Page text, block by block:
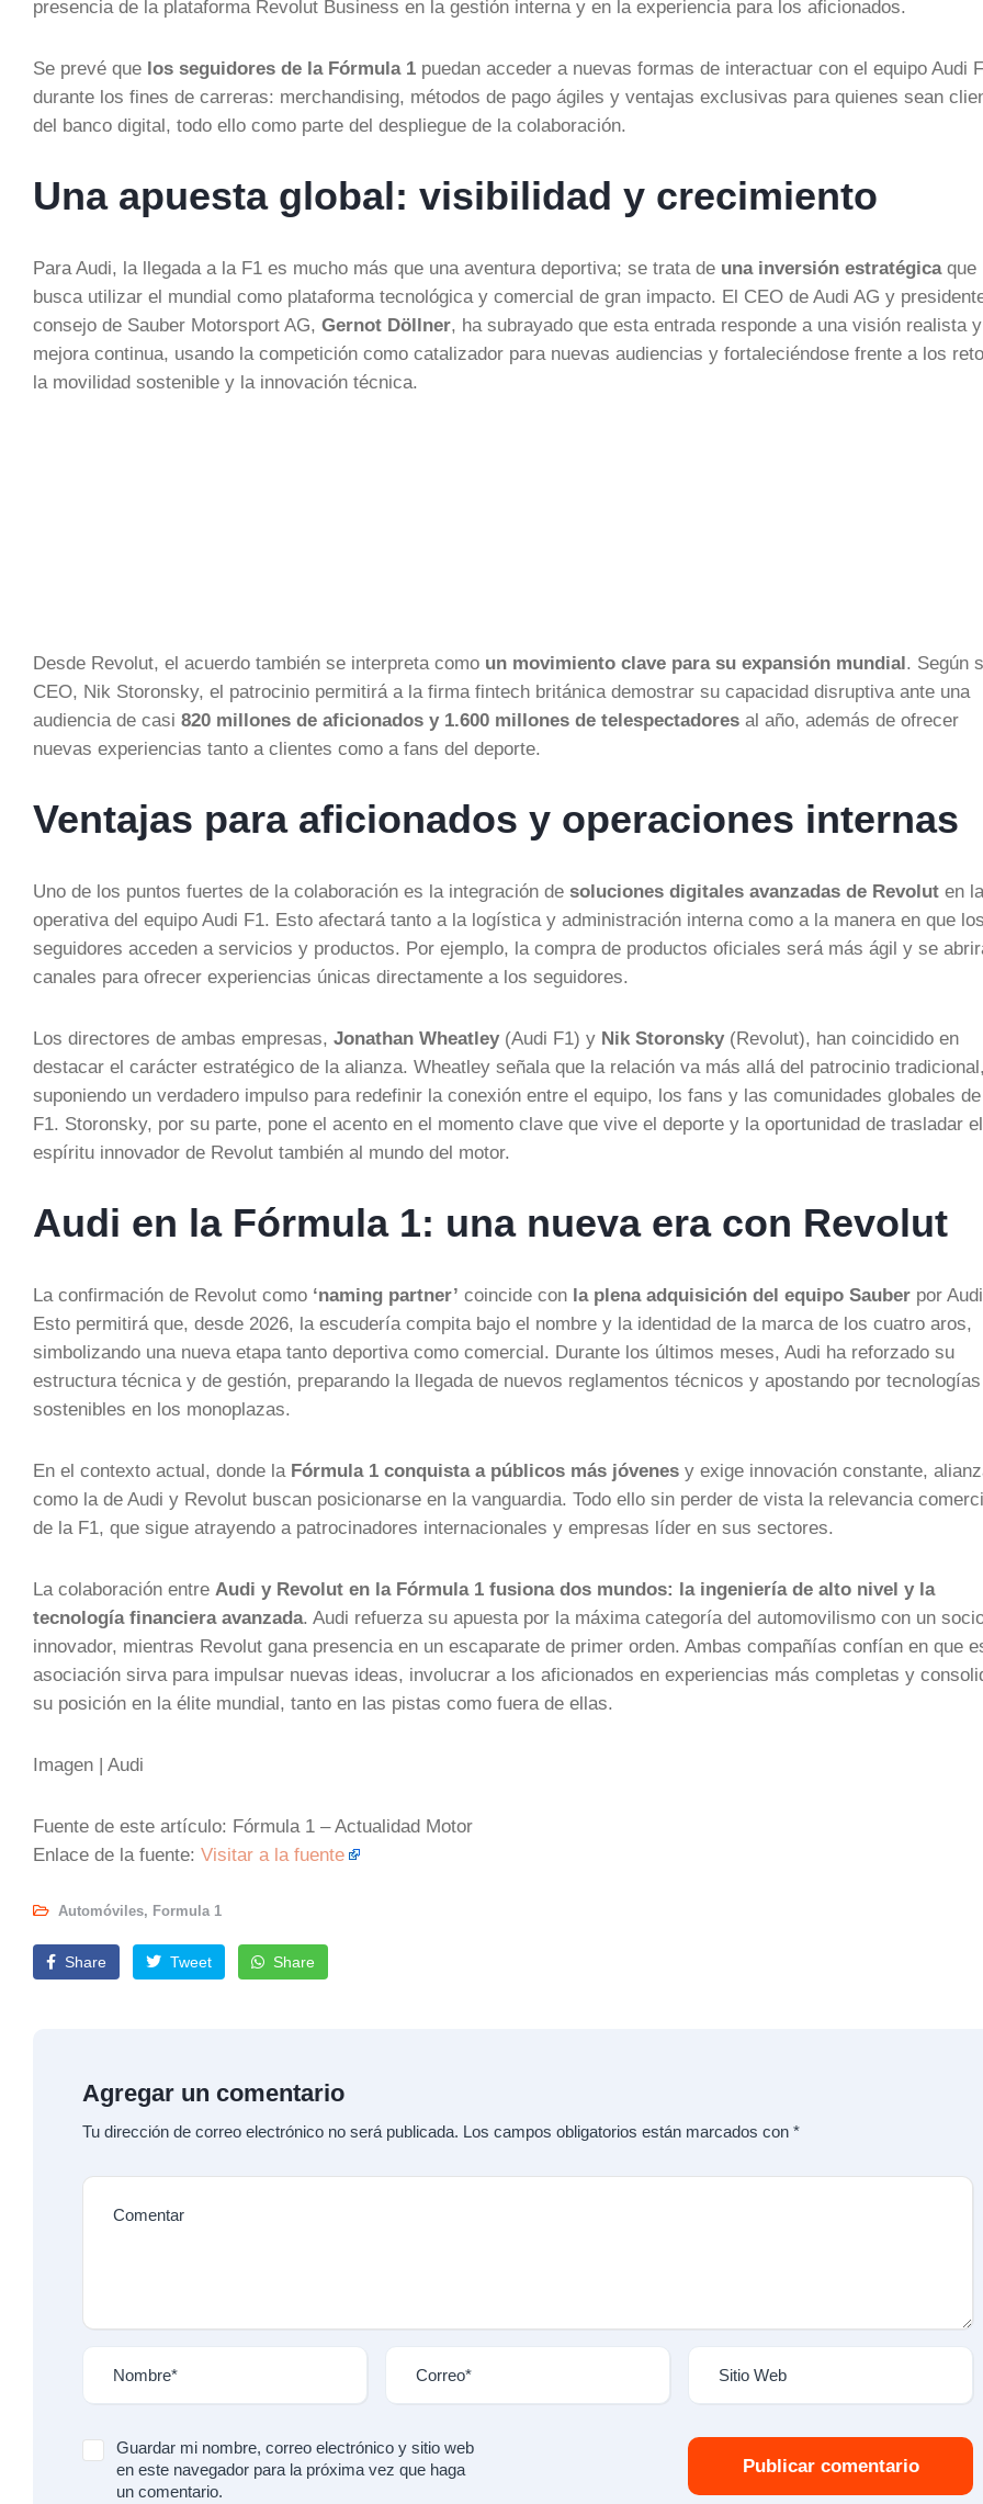
presencia de la plataforma Revolut Business en la gestión interna y en la experiencia para los aficionados.
Se prevé que los seguidores de la Fórmula 1 puedan acceder a nuevas formas de interactuar con el equipo Audi
durante los fines de carreras: merchandising, métodos de pago ágiles y ventajas exclusivas para quienes sean
del banco digital, todo ello como parte del despliegue de la colaboración.
Una apuesta global: visibilidad y crecimiento
Para Audi, la llegada a la F1 es mucho más que una aventura deportiva; se trata de una inversión estratégicaque
busca utilizar el mundial como plataforma tecnológica y comercial de gran impacto. El CEO de Audi AG y
consejo de Sauber Motorsport AG, Gernot Döllner, ha subrayado que esta entrada responde a una visión realista
mejora continua, usando la competición como catalizador para nuevas audiencias y fortaleciéndose frente a los
la movilidad sostenible y la innovación técnica.
Desde Revolut, el acuerdo también se interpreta como un movimiento clave para su expansión mundial. Según
CEO, Nik Storonsky, el patrocinio permitirá a la firma fintech británica demostrar su capacidad disruptiva ante una
audiencia de casi 820 millones de aficionados y 1.600 millones de telespectadores al año, además de ofrecer
nuevas experiencias tanto a clientes como a fans del deporte.
Ventajas para aficionados y operaciones internas
Uno de los puntos fuertes de la colaboración es la integración de soluciones digitales avanzadas de Revolut en la
operativa del equipo Audi F1. Esto afectará tanto a la logística y administración interna como a la manera en que los
seguidores acceden a servicios y productos. Por ejemplo, la compra de productos oficiales será más ágil y se
canales para ofrecer experiencias únicas directamente a los seguidores.
Los directores de ambas empresas, Jonathan Wheatley(Audi F1) y Nik Storonsky(Revolut), han coincidido en
destacar el carácter estratégico de la alianza. Wheatley señala que la relación va más allá del patrocinio tradicional,
suponiendo un verdadero impulso para redefinir la conexión entre el equipo, los fans y las comunidades globales
F1. Storonsky, por su parte, pone el acento en el momento clave que vive el deporte y la oportunidad de trasladar el
espíritu innovador de Revolut también al mundo del motor.
Audi en la Fórmula 1: una nueva era con Revolut
La confirmación de Revolut como ‘naming partner’ coincide con la plena adquisición del equipo Sauber por
Esto permitirá que, desde 2026, la escudería compita bajo el nombre y la identidad de la marca de los cuatro aros,
simbolizando una nueva etapa tanto deportiva como comercial. Durante los últimos meses, Audi ha reforzado su
estructura técnica y de gestión, preparando la llegada de nuevos reglamentos técnicos y apostando por tecnologías
sostenibles en los monoplazas.
En el contexto actual, donde la Fórmula 1 conquista a públicos más jóvenes y exige innovación constante,
como la de Audi y Revolut buscan posicionarse en la vanguardia. Todo ello sin perder de vista la relevancia
de la F1, que sigue atrayendo a patrocinadores internacionales y empresas líder en sus sectores.
La colaboración entre Audi y Revolut en la Fórmula 1 fusiona dos mundos: la ingeniería de alto nivel y la
tecnología financiera avanzada. Audi refuerza su apuesta por la máxima categoría del automovilismo con un
innovador, mientras Revolut gana presencia en un escaparate de primer orden. Ambas compañías confían en que
asociación sirva para impulsar nuevas ideas, involucrar a los aficionados en experiencias más completas y
su posición en la élite mundial, tanto en las pistas como fuera de ellas.
Imagen | Audi
Fuente de este artículo: Fórmula 1 – Actualidad Motor
Enlace de la fuente: Visitar a la fuente
Automóviles, Formula 1
Share Tweet Share
Agregar un comentario
Tu dirección de correo electrónico no será publicada. Los campos obligatorios están marcados con *
Guardar mi nombre, correo electrónico y sitio web
en este navegador para la próxima vez que haga
un comentario.
Publicar comentario